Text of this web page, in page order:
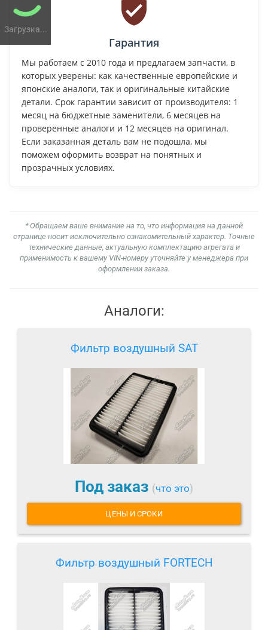
Загрузка...
Гарантия
Мы работаем с 2010 года и предлагаем запчасти, в
которых уверены: как качественные европейские и
японские аналоги, так и оригинальные китайские
детали. Срок гарантии зависит от производителя: 1
месяц на бюджетные заменители, 6 месяцев на
проверенные аналоги и 12 месяцев на оригинал.
Если заказанная деталь вам не подошла, мы
поможем оформить возврат на понятных и
прозрачных условиях.
* Обращаем ваше внимание на то, что информация на данной
странице носит исключительно ознакомительный характер. Точные
технические данные, актуальную комплектацию агрегата и
применимость к вашему VIN-номеру уточняйте у менеджера при
оформлении заказа.
Аналоги:
Фильтр воздушный SAT
Под заказ (что это)
ЦЕНЫ И СРОКИ
Фильтр воздушный FORTECH